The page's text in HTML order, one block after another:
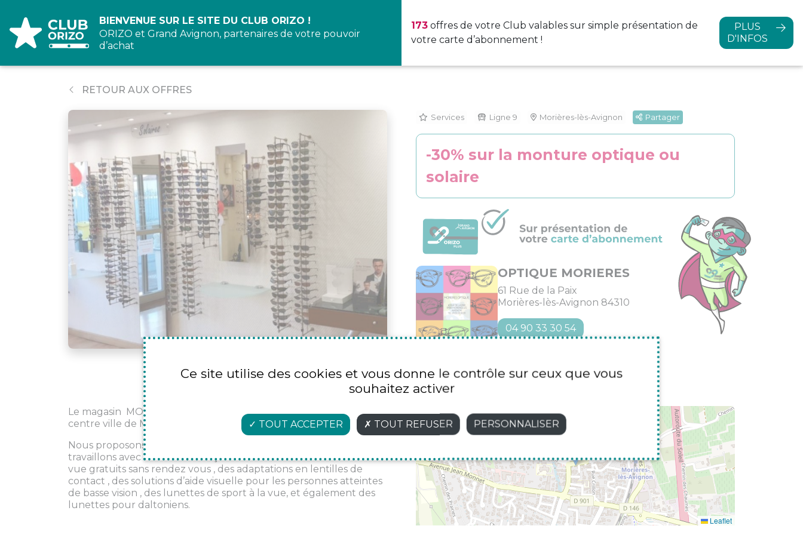
BIENVENUE SUR LE SITE DU CLUB ORIZO !
ORIZO et Grand Avignon, partenaires de votre pouvoir
d’achat
173 offres de votre Club valables sur simple présentation de
votre carte d’abonnement !
PLUS
D'INFOS
RETOUR AUX OFFRES
Services Ligne 9 Morières-lès-Avignon Partager
-30% sur la monture optique ou
solaire
OPTIQUE MORIERES
61 Rue de la Paix
Morières-lès-Avignon 84310
04 90 33 30 54
Le magasin MORIERES OPTIQUE est un commerce d’optique au
centre ville de Morieres les Avignon depuis plus de 40 ans
Nous proposons une large gamme de montures et nous
travaillons avec un verrier français. Nous réalisons des examens de
vue gratuits sans rendez vous , des adaptations en lentilles de
contact , des solutions d’aide visuelle pour les personnes atteintes
de basse vision , des lunettes de sport à la vue, et également des
lunettes pour daltoniens.
OPTIQUE MORIERES
+
−
Leaflet
Ce site utilise des cookies et vous donne le contrôle sur ceux que vous
souhaitez activer
TOUT ACCEPTER TOUT REFUSER PERSONNALISER